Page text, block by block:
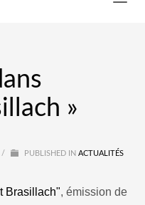
»
/ PUBLISHED IN ACTUALITÉS
Brasillach", émission de